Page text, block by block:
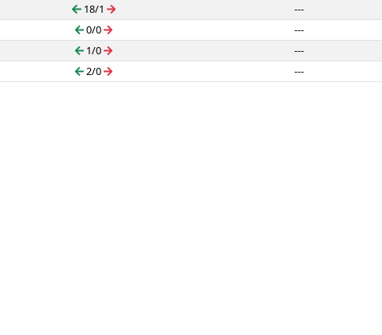
18/1
---
0/0 ---
1/0
---
2/0 ---